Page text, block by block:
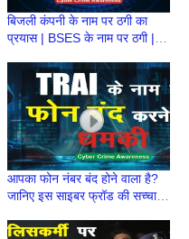
बिजली कंपनी के नाम पर ठगी का
प्रयास | BSES के नाम पर ठगी |
आपका फोन नंबर बंद होने वाला है?
जानिए इस साइबर फ्रॉड की सच्चाई |